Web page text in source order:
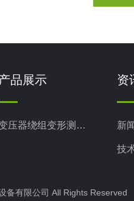
品展示
变压器绕组变形测试仪
资
新
技
备有限公司 All Rights